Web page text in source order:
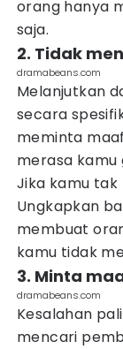
orang hanya
saja.
2. Tidak
dramabeans.com
Melanjutkan
secara
meminta
merasa kamu
Jika kamu
Ungkapkan
membuat
kamu tidak
3. Minta
dramabeans.com
Kesalahan
mencari